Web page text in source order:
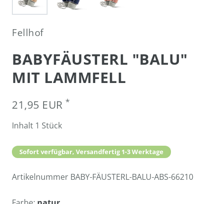
Fellhof
BABYFÄUSTERL "BALU"
MIT LAMMFELL
21,95 EUR *
Inhalt 1 Stück
Sofort verfügbar, Versandfertig 1-3 Werktage
Artikelnummer BABY-FÄUSTERL-BALU-ABS-66210